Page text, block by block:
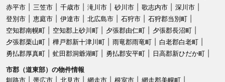
赤平市
三笠市 千歳市 滝川市 砂川市 歌志内市
深川市
登別市
恵庭市 伊達市 北広島市 石狩市
石狩郡当別町
空知郡南幌町
空知郡上砂川町 夕張郡由仁町
夕張郡長沼町
夕張郡栗山町
樺戸郡新十津川町 雨竜郡雨竜町
白老郡白老町
勇払郡厚真町
虻田郡洞爺湖町 勇払郡安平町
日高郡新ひだか町
市郡（道東部）の物件情報
釧路市
帯広市 北見市 網走市 根室市 網走郡美幌町